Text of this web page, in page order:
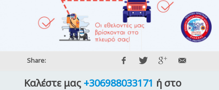
Share:
Καλέστε μας +306988033171 ή στο